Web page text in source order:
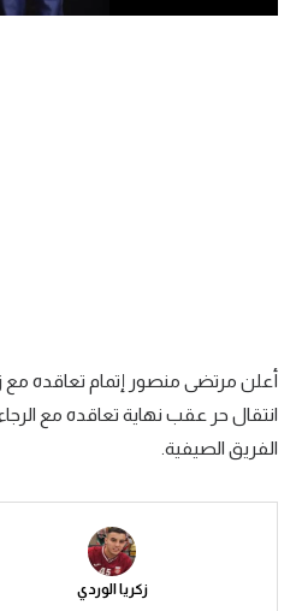
الدوري الإنجليزي
الدوري الإسباني
أعلن مرتضى منصور إتمام تعاقده مع
انتقال حر عقب نهاية تعاقده مع
الفريق الصيفية.
زكريا الوردي